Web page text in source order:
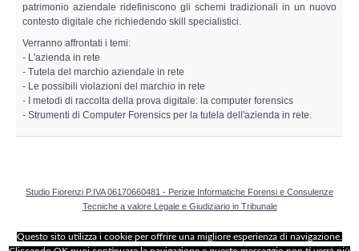
Indagini su computer
Indagini Smartphone,Tablet
Copia/Acquisizione Forense
Bonifiche Digitali
patrimonio aziendale ridefiniscono gli schemi tradizionali in un nuovo
contesto digitale che richiedendo skill specialistici.
Verranno affrontati i temi:
- L'azienda in rete
- Tutela del marchio aziendale in rete
- Le possibili violazioni del marchio in rete
- I metodi di raccolta della prova digitale: la computer forensics
- Strumenti di Computer Forensics per la tutela dell'azienda in rete.
Studio Fiorenzi P.IVA 06170660481 - Perizie Informatiche Forensi e Consulenze
Tecniche a valore Legale e Giudiziario in Tribunale
Questo sito utilizza i cookie per offrire una migliore esperienza di navigazione.